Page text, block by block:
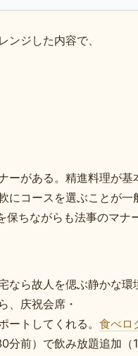
ジした内容で、
がある。精進料理が基
コースを選ぶことが一
ちながらも法事のマナ
ら故人を偲ぶ静かな環
、庆祝会席・
トしてくれる。 食べロ
前）で飲み放題追加（